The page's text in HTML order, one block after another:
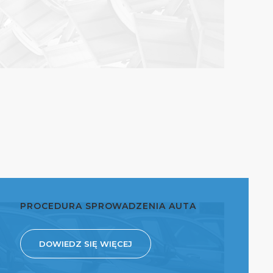
PROCEDURA SPROWADZENIA AUTA
DOWIEDZ SIĘ WIĘCEJ